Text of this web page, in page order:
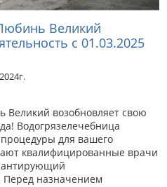
Великий
с 01.03.2025
Великий возобновляет свою
Водогрязелечебница
для вашего
квалифицированные врачи
Перед назначением